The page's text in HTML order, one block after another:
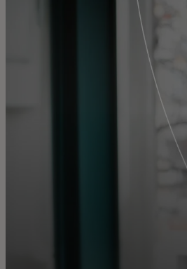
Pentru companii
Pentru întreaga lume